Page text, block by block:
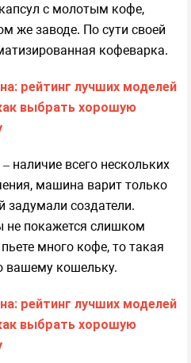
с молотым кофе,
же заводе. По сути своей
кофеварка.
наличие всего нескольких
машина варит только
задумали создатели.
не покажется слишком
много кофе, то такая
вашему кошельку.